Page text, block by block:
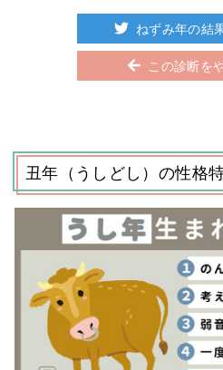
ねずみ年の結
この診断を
丑年（うしどし）の性格